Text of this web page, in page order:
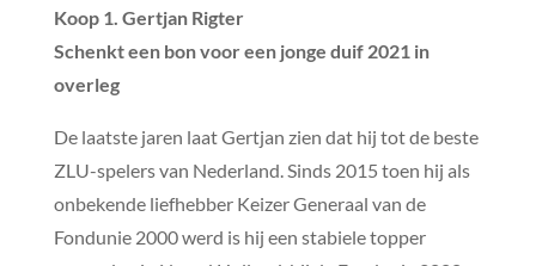
Koop 1. Gertjan Rigter
Schenkt een bon voor een jonge duif 2021 in
overleg
De laatste jaren laat Gertjan zien dat hij tot de beste
ZLU-spelers van Nederland. Sinds 2015 toen hij als
onbekende liefhebber Keizer Generaal van de
Fondunie 2000 werd is hij een stabiele topper